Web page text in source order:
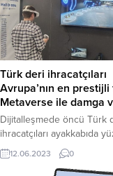
sayesinde, yapay zeka ile
süreçlerinizi
Türk deri ihracatçıları
Avrupa’nın en prestijli
Metaverse ile damga
Dijitalleşmede öncü Türk
ihracatçıları ayakkabıda
artış, saraciyede yüzde 42
sağladığı ana pazarı
12.06.2023 0